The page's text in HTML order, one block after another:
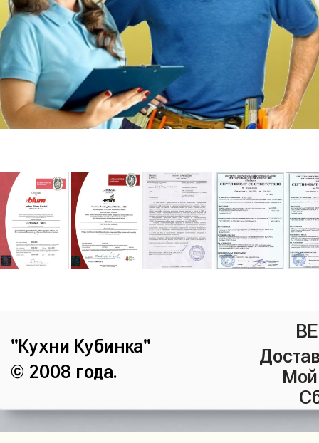
"Кухни Кубинка"
© 2008 года.